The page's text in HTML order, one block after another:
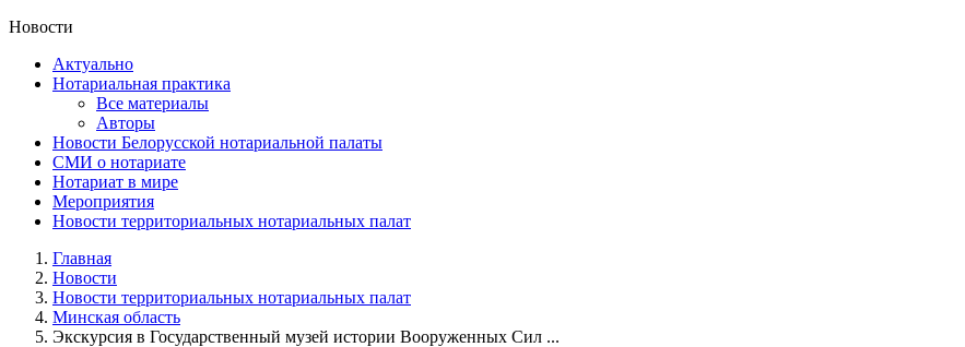
Новости
Актуально
Нотариальная практика
Все материалы
Авторы
Новости Белорусской нотариальной палаты
СМИ о нотариате
Нотариат в мире
Мероприятия
Новости территориальных нотариальных палат
Главная
Новости
Новости территориальных нотариальных палат
Минская область
Экскурсия в Государственный музей истории Вооруженных Сил ...